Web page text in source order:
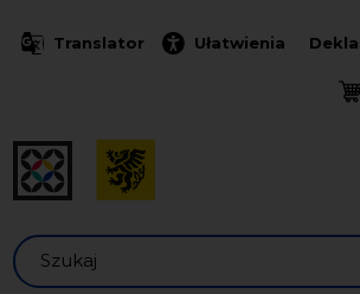
Translator Ułatwienia
Szukaj